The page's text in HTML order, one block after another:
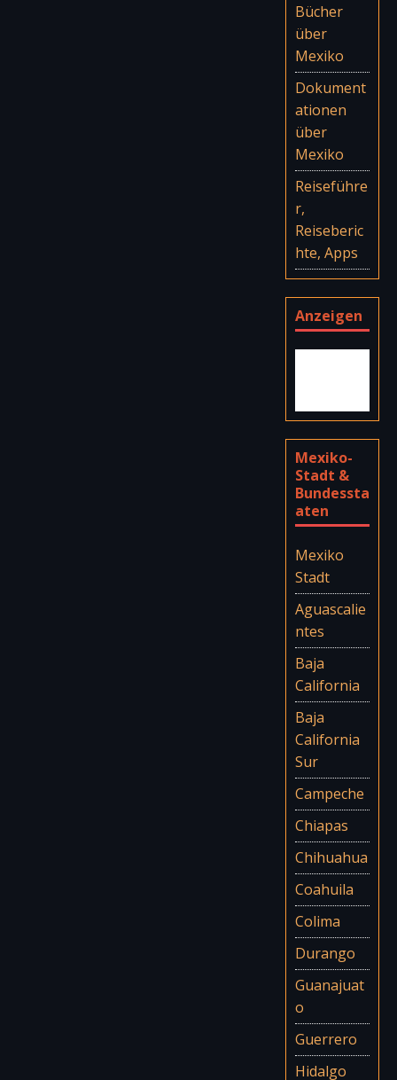
Bücher
über
Mexiko
Dokument
ationen
über
Mexiko
Reiseführe
r,
Reiseberic
hte, Apps
Anzeigen
Mexiko-
Stadt &
Bundessta
aten
Mexiko
Stadt
Aguascalie
ntes
Baja
California
Baja
California
Sur
Campeche
Chiapas
Chihuahua
Coahuila
Colima
Durango
Guanajuat
o
Guerrero
Hidalgo